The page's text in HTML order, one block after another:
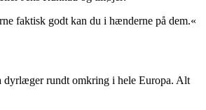
faktisk godt kan du i hænderne på dem.«
dyrlæger rundt omkring i hele Europa. Alt